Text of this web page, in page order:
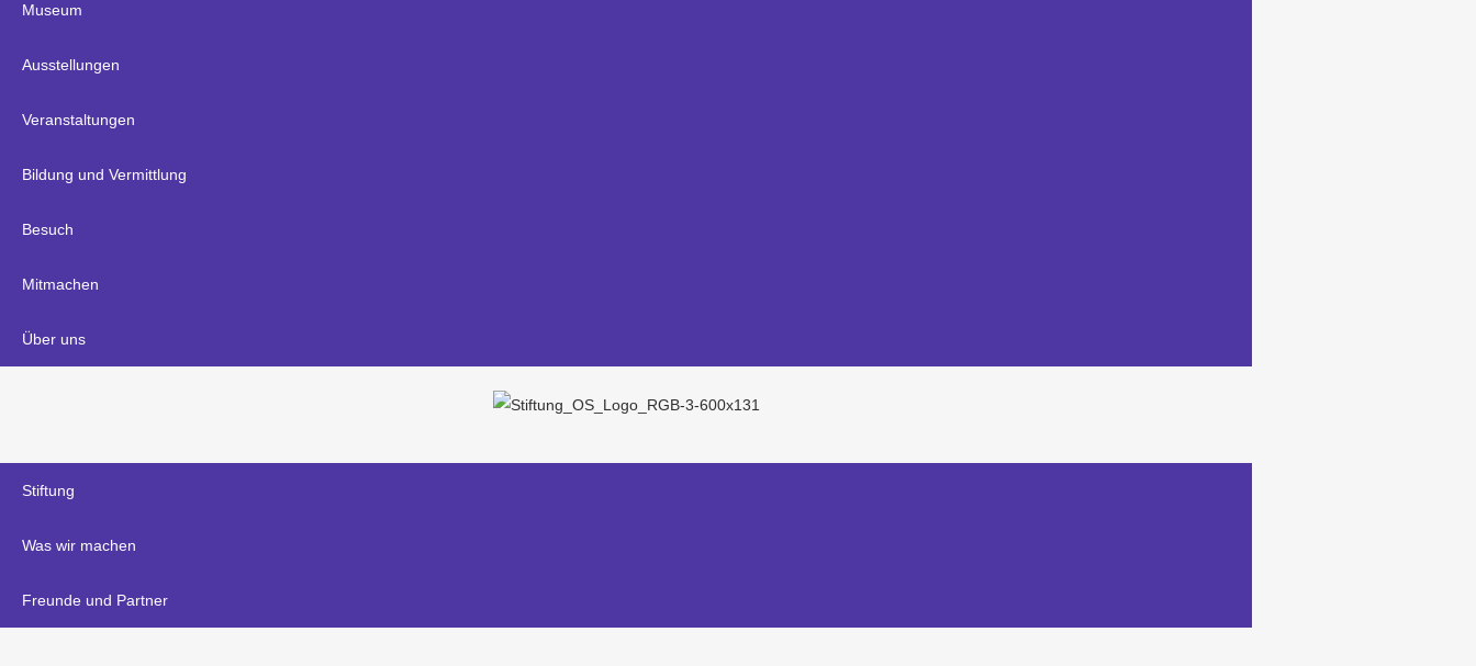
Museum
Ausstellungen
Veranstaltungen
Bildung und Vermittlung
Besuch
Mitmachen
Über uns
Stiftung
Was wir machen
Freunde und Partner